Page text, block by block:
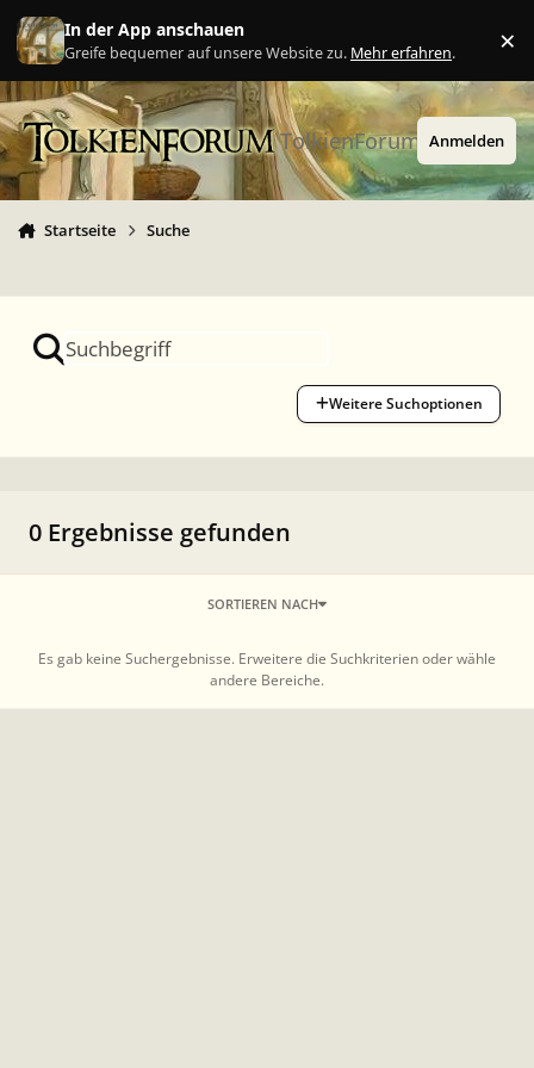
Zu Inhalt springen
In der App anschauen
Greife bequemer auf unsere Website zu. Mehr erfahren. ×
TolkienForum Anmelden
Startseite Suche
Weitere Suchoptionen
0 Ergebnisse gefunden
SORTIEREN NACH
Es gab keine Suchergebnisse. Erweitere die Suchkriterien oder wähle
andere Bereiche.